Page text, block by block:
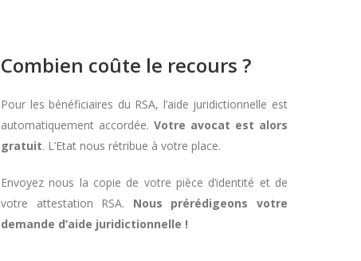
Combien coûte le recours ?
Pour les bénéficiaires du RSA, l’aide juridictionnelle est
automatiquement accordée. Votre avocat est alors
gratuit. L’Etat nous rétribue à votre place.
Envoyez nous la copie de votre pièce d’identité et de
votre attestation RSA. Nous prérédigeons votre
demande d’aide juridictionnelle !